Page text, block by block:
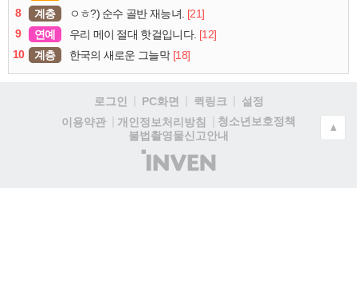
8
계층 ㅇㅎ?) 순수 골반 재능녀. [21]
9
연예 우리 메이 절대 핫걸입니다. [12]
10
계층 한국의 새로운 그늘막 [18]
로그인 PC화면 퀵링크
설정
이용약관
개인정보처리방침
청소년보호정책
불법촬영물신고안내
(주)
인
▲